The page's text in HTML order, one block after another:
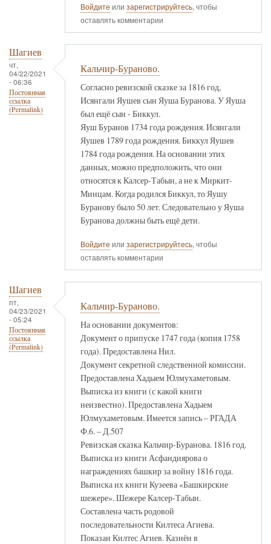
Войдите или зарегистрируйтесь, чтобы
оставлять комментарии
Шагиев
чт,
04/22/2021
- 06:36
Постоянная
ссылка
(Permalink)
Кальчир-Бураново.
Согласно ревизской сказке за 1816 год,
Исянгали Яушев сын Яуша Буранова. У Яуша
был ещё сын - Биккул.
Яуш Буранов 1734 года рождения. Исянгали
Яушев 1789 года рождения. Биккул Яушев
1784 года рождения. На основании этих
данных, можно предположить, что они
относятся к Калсер-Табын, а не к Миркит-
Минцам. Когда родился Биккул, то Яушу
Буранову было 50 лет. Следовательно у Яуша
Буранова должны быть ещё дети.
Войдите или зарегистрируйтесь, чтобы
оставлять комментарии
Шагиев
пт,
04/23/2021
- 05:24
Постоянная
ссылка
(Permalink)
Кальчир-Бураново.
На основании документов:
Документ о припуске 1747 года (копия 1758
года). Предоставлена Нил.
Документ секретной следственной комиссии.
Предоставлена Хадыем Юлмухаметовым.
Выписка из книги (с какой книги
неизвестно). Предоставлена Хадыем
Юлмухаметовым. Имеется запись – РГАДА
Ф.6. – Д.507
Ревизская сказка Кальчир-Буранова. 1816 год.
Выписка из книги Асфандиярова о
награждениях башкир за войну 1816 года.
Выписка их книги Кузеева «Башкирские
шежере». Шежере Калсер-Табын.
Составлена часть родовой
последовательности Килтеса Агиева.
Показан Килтес Агиев. Казнён в